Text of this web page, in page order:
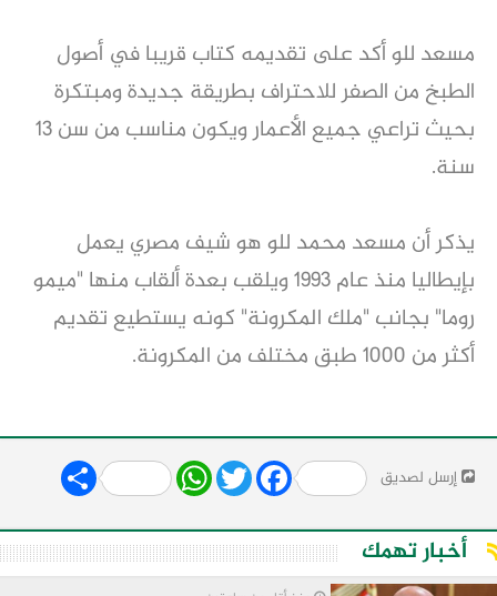
مسعد للو أكد على تقديمه كتاب قريبا في أصول
الطبخ من الصفر للاحتراف بطريقة جديدة ومبتكرة
بحيث تراعي جميع الأعمار ويكون مناسب من سن 13
سنة.
يذكر أن مسعد محمد للو هو شيف مصري يعمل
بإيطاليا منذ عام 1993 ويلقب بعدة ألقاب منها "ميمو
روما" بجانب "ملك المكرونة" كونه يستطيع تقديم
أكثر من 1000 طبق مختلف من المكرونة.
إرسل لصديق Share WhatsApp
Twitter Facebook
أخبار تهمك